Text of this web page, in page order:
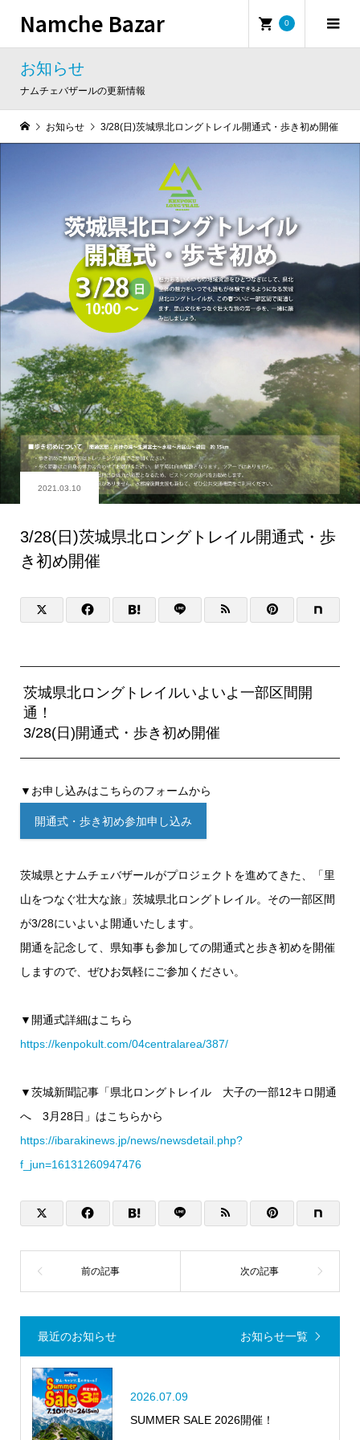
Namche Bazar 0
お知らせ
ナムチェバザールの更新情報
お知らせ 3/28(日)茨城県北ロングトレイル開通式・歩き初め開催
2021.03.10
3/28(日)茨城県北ロングトレイル開通式・歩
き初め開催
茨城県北ロングトレイルいよいよ一部区間開
通！
3/28(日)開通式・歩き初め開催
▼お申し込みはこちらのフォームから
開通式・歩き初め参加申し込み
茨城県とナムチェバザールがプロジェクトを進めてきた、「里
山をつなぐ壮大な旅」茨城県北ロングトレイル。その一部区間
が3/28にいよいよ開通いたします。
開通を記念して、県知事も参加しての開通式と歩き初めを開催
しますので、ぜひお気軽にご参加ください。
▼開通式詳細はこちら
https://kenpokult.com/04centralarea/387/
▼茨城新聞記事「県北ロングトレイル 大子の一部12キロ開通
へ 3月28日」はこちらから
https://ibarakinews.jp/news/newsdetail.php?
f_jun=16131260947476
最近のお知らせ お知らせ一覧
2026.07.09
SUMMER SALE 2026開催！